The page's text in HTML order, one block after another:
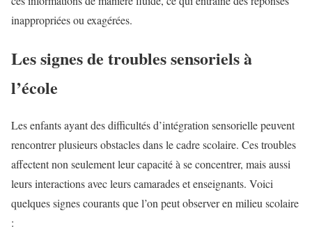
inappropriées ou exagérées.
Les signes de troubles sensoriels à
l’école
Les enfants ayant des difficultés d’intégration sensorielle peuvent
rencontrer plusieurs obstacles dans le cadre scolaire. Ces troubles
affectent non seulement leur capacité à se concentrer, mais aussi
leurs interactions avec leurs camarades et enseignants. Voici
quelques signes courants que l’on peut observer en milieu scolaire
: